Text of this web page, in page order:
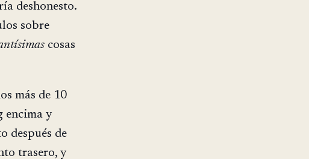
deshonesto.
sobre
cosas
más de 10
encima y
después de
trasero, y